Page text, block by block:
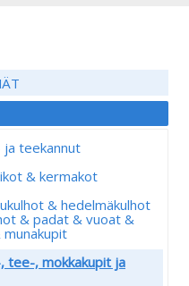
ja teekannut
& kermakot
& hedelmäkulhot
& padat & vuoat &
tee-, mokkakupit ja